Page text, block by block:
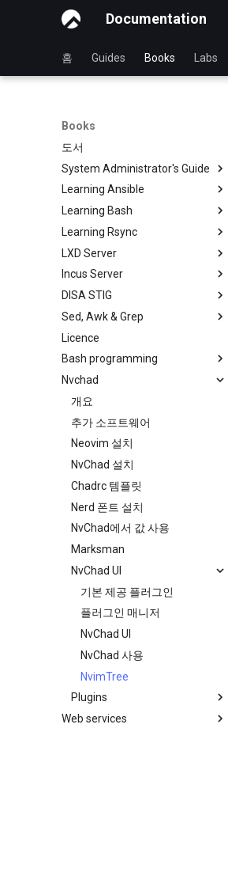
Documentation
홈 Guides Books Labs
Books
도서
System Administrator's Guide
Rocky와 함께 Linux를 배우기
Linux 운영 체제 소개
Linux 명령어
고급 Linux 명령
VI 텍스트 편집기
사용자 관리
파일 시스템
프로세스 관리
백업 및 복원
시스템 시작
작업 관리
네트워크 구현
소프트웨어 관리
특별 권한
About systemd
Log management
Learning Ansible
Rocky와 Ansible 배우기
Ansible 기초
Ansible 중급
파일 관리
Ansible Galaxy
Ansistrano로 배포
대규모 인프라
필터 작업
관리 서버 최적화
Working With Jinja Template in
Ansible
Learning Bash
Rocky와 함께 배우는 Bash
Bash - 첫 번째 스크립트
Bash - 변수 사용하기
Bash - 데이터 입력 및 조작
Bash - 연습 문제
Bash - 테스트
Bash - 조건문 구조 if 및 case
Bash - 루프
Bash - 연습 문제
Appendix-Practical
Examples
변수 - 로그와 함께 사용
Learning Rsync
rsync 간략한 설명
rsync 데모 01
rsync 데모 02
rsync 구성 파일
rsync 비밀번호 없는 인증 로그
인
inotify-tools 설치 및 사용
Unison 사용
LXD Server
소개
1 설치 및 구성
2 ZFS 설정
3 LXD 초기화 및 사용자 설정
4 방화벽 설정
5 이미지 설정 및 관리
6 프로필
7 컨테이너 구성 옵션
8 컨테이너 스냅샷
9 스냅샷 서버
10 스냅샷 자동화
부록 A - 워크스테이션 설정
Incus Server
Introduction
1 Install and Configuration
2 ZFS Setup
3 Incus initialization and user
setup
4 Firewall Setup
5 Setting Up and Managing
Images
6 Profiles
7 Container Configuration
Options
8 Container Snapshots
9 Snapshot Server
10 Automating Snapshots
Appendix A - Workstation
Setup
DISA STIG
Rocky Linux 8의 DISA STIG - 파
OpenSCAP로 DISA STIG 규정
준수 확인 - 파트 2
DISA Apache 웹 서버 STIG
Sed, Awk & Grep
Sed, Awk & Grep - the Three
Swordsmen
Regular expressions and
wildcards
Grep command
Sed command
Awk command
Licence
Bash programming
Shell overview
Nvchad
개요
추가 소프트웨어
Neovim 설치
NvChad 설치
Chadrc 템플릿
Nerd 폰트 설치
NvChad에서 값 사용
Marksman
NvChad UI
기본 제공 플러그인
플러그인 매니저
NvChad UI
NvChad 사용
NvimTree
Plugins
개요
Web services